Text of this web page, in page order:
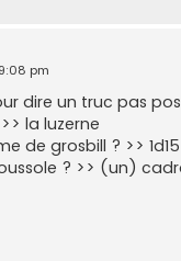
pm
dire un truc pas
la luzerne
de grosbill ? >>
? >> (un)